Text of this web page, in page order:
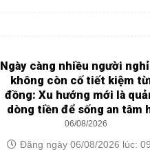
Ngày càng nhiều người
không còn cố tiết kiệm
đồng: Xu hướng mới là
dòng tiền để sống an tâm
06/08/2026
Đăng ngày 06/08/2026 lúc: